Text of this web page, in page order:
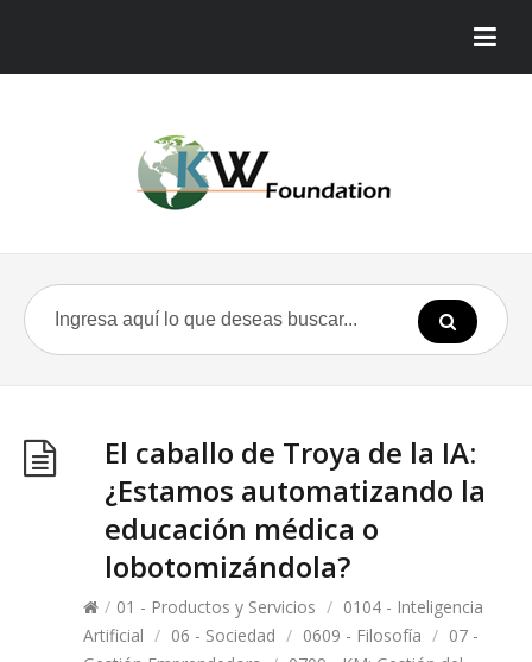
El caballo de Troya de la IA:
¿Estamos automatizando la
educación médica o
lobotomizándola?
/ 01 - Productos y Servicios / 0104 - Inteligencia
Artificial / 06 - Sociedad / 0609 - Filosofía / 07 -